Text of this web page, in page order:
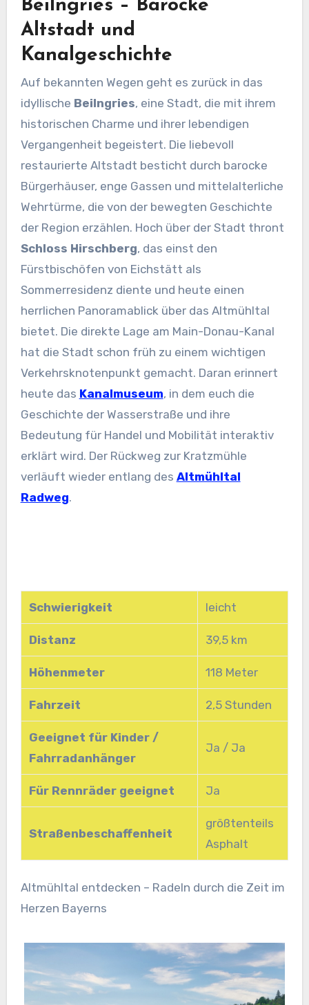
Beilngries – Barocke
Altstadt und
Kanalgeschichte
Auf bekannten Wegen geht es zurück in das
idyllische Beilngries, eine Stadt, die mit ihrem
historischen Charme und ihrer lebendigen
Vergangenheit begeistert. Die liebevoll
restaurierte Altstadt besticht durch barocke
Bürgerhäuser, enge Gassen und mittelalterliche
Wehrtürme, die von der bewegten Geschichte
der Region erzählen. Hoch über der Stadt thront
Schloss Hirschberg, das einst den
Fürstbischöfen von Eichstätt als
Sommerresidenz diente und heute einen
herrlichen Panoramablick über das Altmühltal
bietet. Die direkte Lage am Main-Donau-Kanal
hat die Stadt schon früh zu einem wichtigen
Verkehrsknotenpunkt gemacht. Daran erinnert
heute das Kanalmuseum, in dem euch die
Geschichte der Wasserstraße und ihre
Bedeutung für Handel und Mobilität interaktiv
erklärt wird. Der Rückweg zur Kratzmühle
verläuft wieder entlang des Altmühltal
Radweg.
Schwierigkeit leicht
Distanz 39,5 km
Höhenmeter 118 Meter
Fahrzeit 2,5 Stunden
Geeignet für Kinder /
Fahrradanhänger
Ja / Ja
Für Rennräder geeignet Ja
Straßenbeschaffenheit
größtenteils
Asphalt
Altmühltal entdecken – Radeln durch die Zeit im
Herzen Bayerns